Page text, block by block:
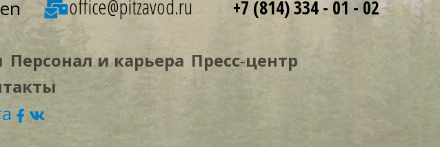
office@pitzavod.ru +7 (814) 334 - 01 - 02
en
Персонал и карьера Пресс‑центр